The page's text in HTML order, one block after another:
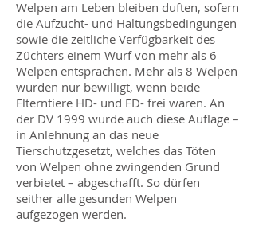
Welpen am Leben bleiben duften, sofern
die Aufzucht- und Haltungsbedingungen
sowie die zeitliche Verfügbarkeit des
Züchters einem Wurf von mehr als 6
Welpen entsprachen. Mehr als 8 Welpen
wurden nur bewilligt, wenn beide
Elterntiere HD- und ED- frei waren. An
der DV 1999 wurde auch diese Auflage –
in Anlehnung an das neue
Tierschutzgesetzt, welches das Töten
von Welpen ohne zwingenden Grund
verbietet – abgeschafft. So dürfen
seither alle gesunden Welpen
aufgezogen werden.